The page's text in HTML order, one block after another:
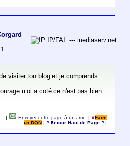
IP/FAI: ---.mediaserv.net
visiter ton blog et je comprends
moi a coté ce n'est pas bien
Envoyer cette page à un ami |
Faire
un DON
|? Retour Haut de Page ?